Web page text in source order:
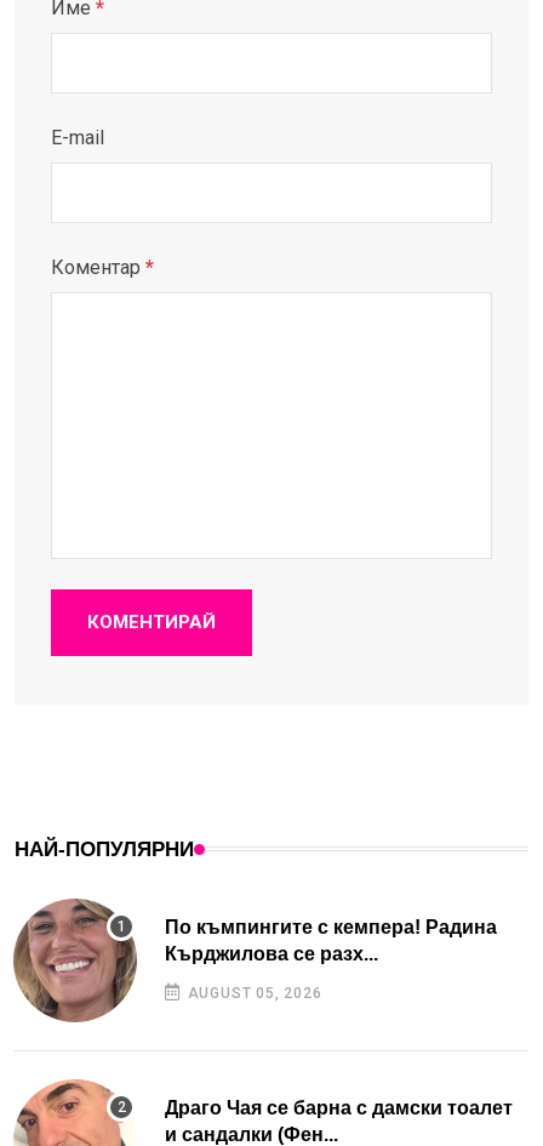
Име *
E-mail
Коментар *
КОМЕНТИРАЙ
НАЙ-ПОПУЛЯРНИ
По къмпингите с кемпера! Радина
Кърджилова се разх...
AUGUST 05, 2026
Драго Чая се барна с дамски тоалет
и сандалки (Фен...